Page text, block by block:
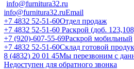
info@furnitura32.ru
info@furnitura32.ruEmail
+7 4832 52-51-60Отдел продаж
+7 4832 52-51-60 Раскрой (доб.
+7 (920)-607-55-69Раскрой мобильный
+7 4832 52-51-60Склад готовой
8 (4832) 20 01 45Мы перезвоним с
Недоступен для обратного звонка